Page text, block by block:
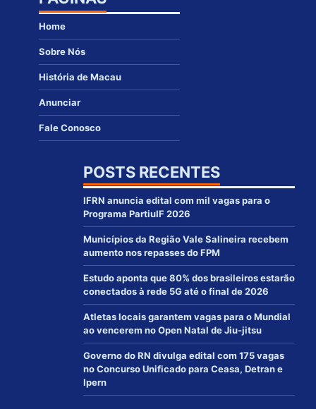
Home
Sobre Nós
História de Macau
Anunciar
Fale Conosco
POSTS RECENTES
IFRN anuncia edital com mil vagas para o
Programa PartiuIF 2026
Municípios da Região Vale Salineira recebem
aumento nos repasses do FPM
Estudo aponta que 80% dos brasileiros estarão
conectados à rede 5G até o final de 2026
Atletas locais garantem vagas para o Mundial
ao vencerem no Open Natal de Jiu-jitsu
Governo do RN divulga edital com 175 vagas
no Concurso Unificado para Ceasa, Detran e
Ipern